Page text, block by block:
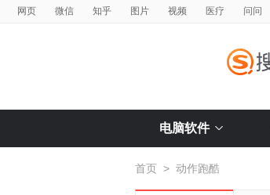
网页 微信 知乎 图片 视频 医疗 问问
电脑软件
首页 > 动作跑酷